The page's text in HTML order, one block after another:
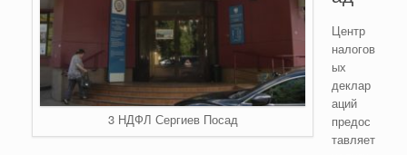
3 НДФЛ Сергиев Посад
Центр
налогов
ых
деклар
аций
предос
тавляет